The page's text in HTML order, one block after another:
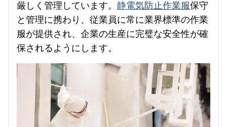
厳しく管理しています。 静電気防止作業服保守
と管理に携わり、従業員に常に業界標準の作業
服が提供され、企業の生産に完璧な安全性が確
保されるようにします。